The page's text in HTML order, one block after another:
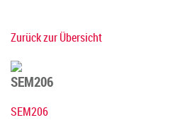
Zurück zur Übersicht
SEM206
SEM206